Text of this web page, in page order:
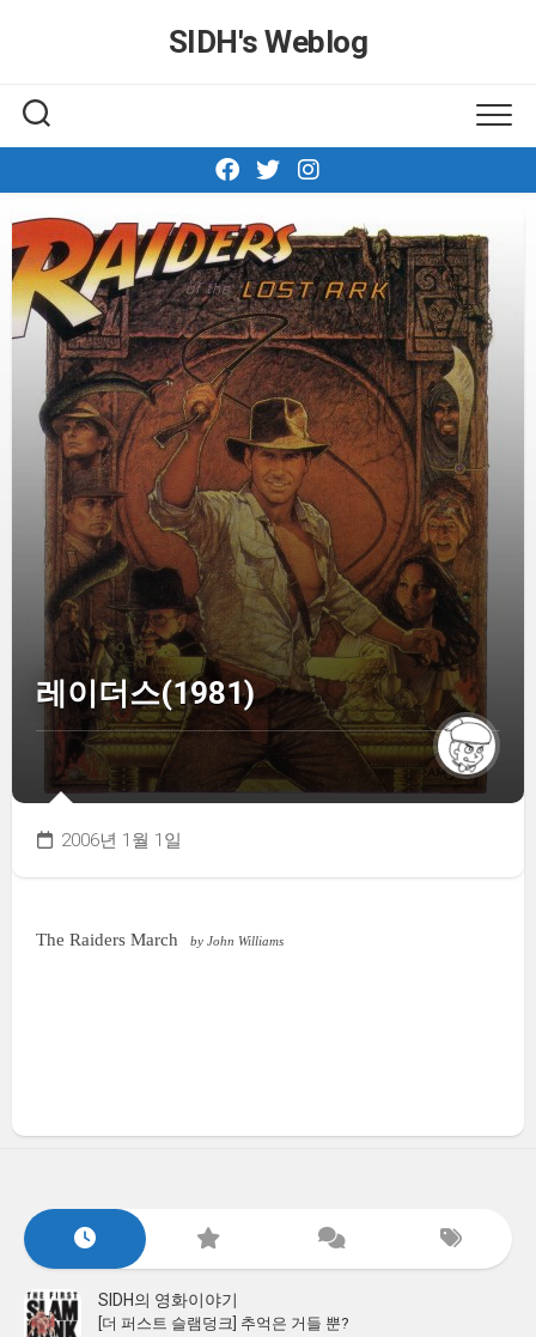
SIDH′s Weblog
레이더스(1981)
2006년 1월 1일
The Raiders March by John Williams
SIDH의 영화이야기
[더 퍼스트 슬램덩크] 추억은 거들 뿐?